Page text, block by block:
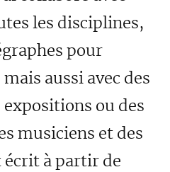
les disciplines,
pour
aussi avec des
ou des
musiciens et des
à partir de